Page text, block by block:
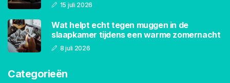
15 juli 2026
Wat helpt echt tegen muggen in de
slaapkamer tijdens een warme zomernacht
8 juli 2026
Categorieën